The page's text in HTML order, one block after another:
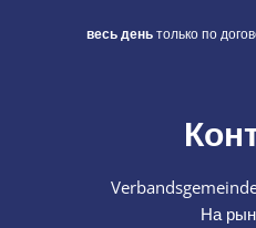
весь деньтолько по
На